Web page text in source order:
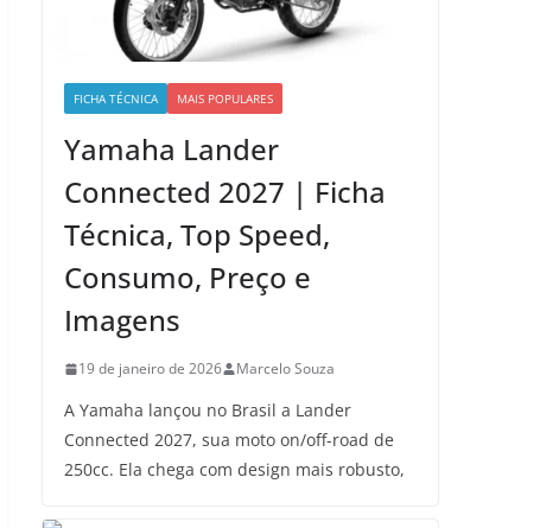
FICHA TÉCNICA MAIS POPULARES
Yamaha Lander
Connected 2027 | Ficha
Técnica, Top Speed,
Consumo, Preço e
Imagens
19 de janeiro de 2026 Marcelo Souza
A Yamaha lançou no Brasil a Lander
Connected 2027, sua moto on/off-road de
250cc. Ela chega com design mais robusto,